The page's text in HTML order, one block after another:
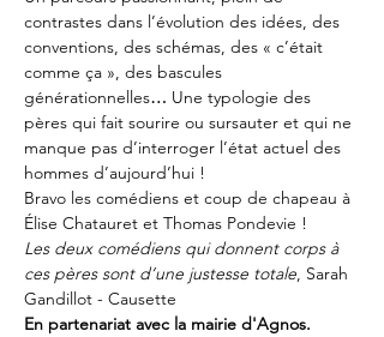
contrastes dans l’évolution des idées, des
conventions, des schémas, des « c’était
comme ça », des bascules
générationnelles… Une typologie des
pères qui fait sourire ou sursauter et qui ne
manque pas d’interroger l’état actuel des
hommes d’aujourd’hui !
Bravo les comédiens et coup de chapeau à
Élise Chatauret et Thomas Pondevie !
Les deux comédiens qui donnent corps à
ces pères sont d’une justesse totale, Sarah
Gandillot - Causette
En partenariat avec la mairie d'Agnos.